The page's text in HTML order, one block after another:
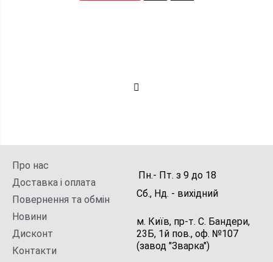
Про нас
Доставка і оплата
Повернення та обмін
Новини
Дисконт
Контакти
Пн.- Пт. з 9 до 18
Сб., Нд. - вихідний
м. Київ, пр-т. С. Бандери,
23Б, 1й пов., оф. №107
(завод "Зварка")